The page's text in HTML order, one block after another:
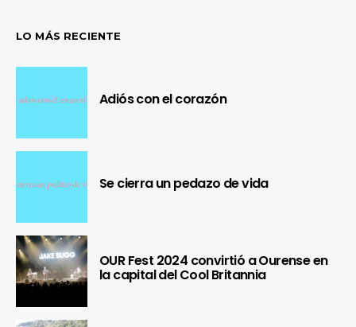
LO MÁS RECIENTE
Adiós con el corazón
Se cierra un pedazo de vida
OUR Fest 2024 convirtió a Ourense en
la capital del Cool Britannia